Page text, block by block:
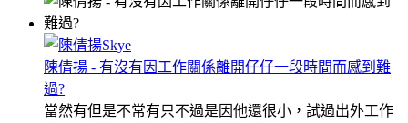
陳倩揚 - 有沒有因工作關係離開仔仔一段時間而感到難
過?
當然有但是不常有只不過是因他還很小，試過出外工作